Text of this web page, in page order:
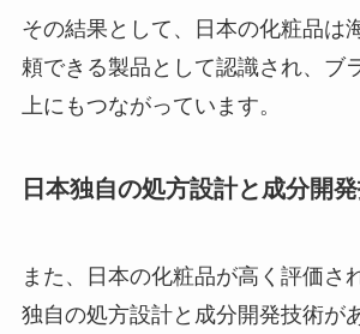
その結果として、日本の化粧品は
頼できる製品として認識され、ブ
上にもつながっています。
日本独自の処方設計と成分開
また、日本の化粧品が高く評価さ
独自の処方設計と成分開発技術が